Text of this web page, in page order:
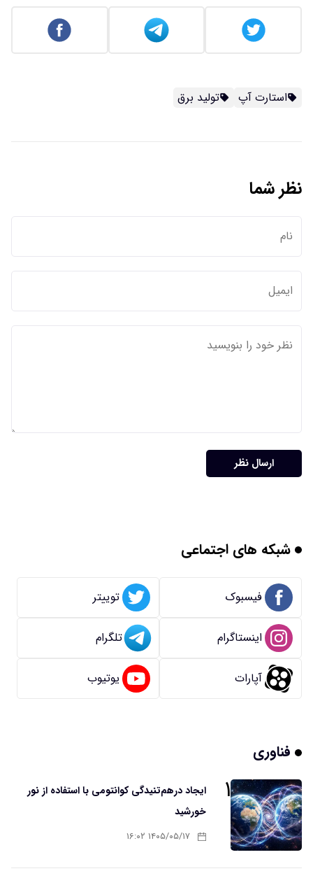
استارت آپ تولید برق
نظر شما
ارسال نظر
شبکه های اجتماعی
فیسبوک توییتر
اینستاگرام تلگرام
آپارات یوتیوب
فناوری
۱
ایجاد درهم‌تنیدگی کوانتومی با استفاده از نور
خورشید
۱۴۰۵/۰۵/۱۷ ۱۶:۰۲